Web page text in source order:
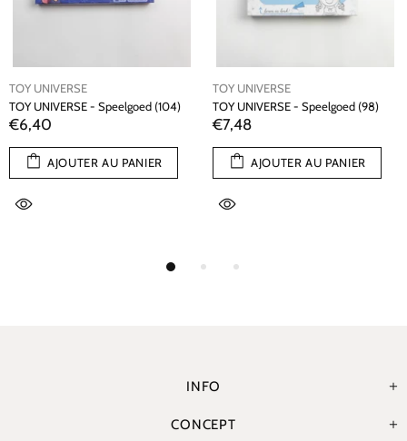
TOY UNIVERSE
TOY UNIVERSE - Speelgoed (104)
€6,40
AJOUTER AU PANIER
TOY UNIVERSE
TOY UNIVERSE - Speelgoed (98)
€7,48
AJOUTER AU PANIER
INFO
CONCEPT